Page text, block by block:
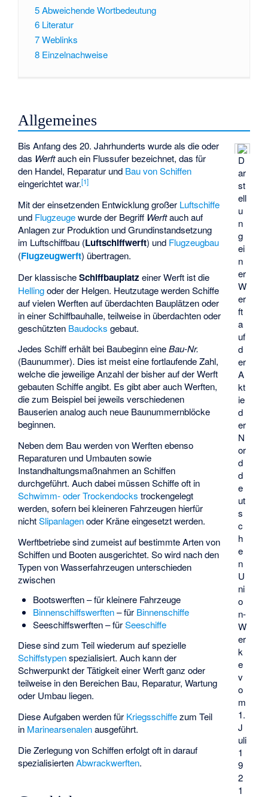
5Abweichende Wortbedeutung
6 Literatur
7Weblinks
8 Einzelnachweise
Allgemeines
D
ar
st
ell
u
n
g
ei
n
er
W
er
ft
a
uf
d
er
A
kt
ie
d
er
N
or
d
d
e
ut
s
c
h
e
n
U
ni
o
n-
W
er
k
e
v
o
m
1.
J
uli
1
9
2
1
Bis Anfang des 20. Jahrhunderts wurde als die oder
das Werftauch ein Flussufer bezeichnet, das für
den Handel, Reparatur und Bau von Schiffen
eingerichtet war.[1]
Mit der einsetzenden Entwicklung großer Luftschiffe
und Flugzeugewurde der Begriff Werftauch auf
Anlagen zur Produktion und Grundinstandsetzung
im Luftschiffbau (Luftschiffwerft) und Flugzeugbau
(Flugzeugwerft) übertragen.
Der klassischeSchiffbauplatz einer Werft ist die
Hellingoder der Helgen. Heutzutage werden Schiffe
auf vielen Werften auf überdachten Bauplätzen oder
in einer Schiffbauhalle, teilweise in überdachten oder
geschützten Baudocks gebaut.
Jedes Schiff erhält bei Baubeginn eineBau-Nr.
(Baunummer). Dies ist meist eine fortlaufende Zahl,
welche die jeweilige Anzahl der bisher auf der Werft
gebauten Schiffe angibt. Es gibt aber auch Werften,
die zum Beispiel bei jeweils verschiedenen
Bauserien analog auch neue Baunummernblöcke
beginnen.
Neben dem Bau werden von Werften ebenso
Reparaturen und Umbauten sowie
Instandhaltungsmaßnahmen an Schiffen
durchgeführt. Auch dabei müssen Schiffe oft in
Schwimm- oder Trockendocks trockengelegt
werden, sofern bei kleineren Fahrzeugen hierfür
nichtSlipanlagenoder Kräne eingesetzt werden.
Werftbetriebe sind zumeist auf bestimmte Arten von
Schiffen und Booten ausgerichtet. So wird nach den
Typen von Wasserfahrzeugen unterschieden
zwischen
Bootswerften – für kleinere Fahrzeuge
Binnenschiffswerften– für Binnenschiffe
Seeschiffswerften – fürSeeschiffe
Diese sind zum Teil wiederum auf spezielle
Schiffstypenspezialisiert. Auch kann der
Schwerpunkt der Tätigkeit einer Werft ganz oder
teilweise in den Bereichen Bau, Reparatur, Wartung
oder Umbau liegen.
Diese Aufgaben werden für Kriegsschiffezum Teil
in Marinearsenalenausgeführt.
Die Zerlegung von Schiffen erfolgt oft in darauf
spezialisiertenAbwrackwerften.